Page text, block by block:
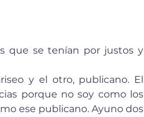
porque no soy como los
ese publicano. Ayuno dos